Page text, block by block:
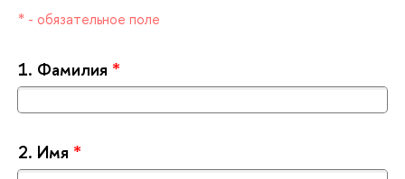
* - обязательное поле
1. Фамилия *
2. Имя *